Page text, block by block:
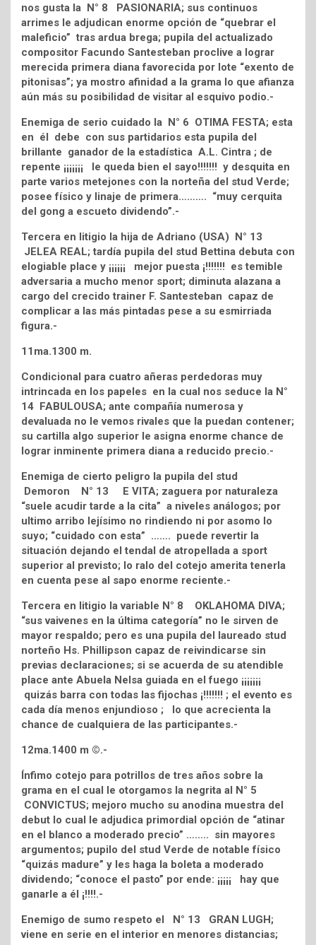
nos gusta la N° 8 PASIONARIA; sus continuos
arrimes le adjudican enorme opción de “quebrar el
maleficio” tras ardua brega; pupila del actualizado
compositor Facundo Santesteban proclive a lograr
merecida primera diana favorecida por lote “exento de
pitonisas”; ya mostro afinidad a la grama lo que afianza
aún más su posibilidad de visitar al esquivo podio.-
Enemiga de serio cuidado la N° 6 OTIMA FESTA; esta
en él debe con sus partidarios esta pupila del
brillante ganador de la estadística A.L. Cintra ; de
repente ¡¡¡¡¡¡¡ le queda bien el sayo!!!!!!! y desquita en
parte varios metejones con la norteña del stud Verde;
posee físico y linaje de primera………. “muy cerquita
del gong a escueto dividendo”.-
Tercera en litigio la hija de Adriano (USA) N° 13
JELEA REAL; tardía pupila del stud Bettina debuta con
elogiable place y ¡¡¡¡¡¡ mejor puesta ¡!!!!!!! es temible
adversaria a mucho menor sport; diminuta alazana a
cargo del crecido trainer F. Santesteban capaz de
complicar a las más pintadas pese a su esmirriada
figura.-
11ma.1300 m.
Condicional para cuatro añeras perdedoras muy
intrincada en los papeles en la cual nos seduce la N°
14 FABULOUSA; ante compañía numerosa y
devaluada no le vemos rivales que la puedan contener;
su cartilla algo superior le asigna enorme chance de
lograr inminente primera diana a reducido precio.-
Enemiga de cierto peligro la pupila del stud
Demoron N° 13 E VITA; zaguera por naturaleza
“suele acudir tarde a la cita” a niveles análogos; por
ultimo arribo lejísimo no rindiendo ni por asomo lo
suyo; “cuidado con esta” ……. puede revertir la
situación dejando el tendal de atropellada a sport
superior al previsto; lo ralo del cotejo amerita tenerla
en cuenta pese al sapo enorme reciente.-
Tercera en litigio la variable N° 8 OKLAHOMA DIVA;
“sus vaivenes en la última categoría” no le sirven de
mayor respaldo; pero es una pupila del laureado stud
norteño Hs. Phillipson capaz de reivindicarse sin
previas declaraciones; si se acuerda de su atendible
place ante Abuela Nelsa guiada en el fuego ¡¡¡¡¡¡¡
quizás barra con todas las fijochas ¡!!!!!!! ; el evento es
cada día menos enjundioso ; lo que acrecienta la
chance de cualquiera de las participantes.-
12ma.1400 m ©.-
Ínfimo cotejo para potrillos de tres años sobre la
grama en el cual le otorgamos la negrita al N° 5
CONVICTUS; mejoro mucho su anodina muestra del
debut lo cual le adjudica primordial opción de “atinar
en el blanco a moderado precio” …….. sin mayores
argumentos; pupilo del stud Verde de notable físico
“quizás madure” y les haga la boleta a moderado
dividendo; “conoce el pasto” por ende: ¡¡¡¡¡ hay que
ganarle a él ¡!!!!.-
Enemigo de sumo respeto el N° 13 GRAN LUGH;
viene en serie en el interior en menores distancias;